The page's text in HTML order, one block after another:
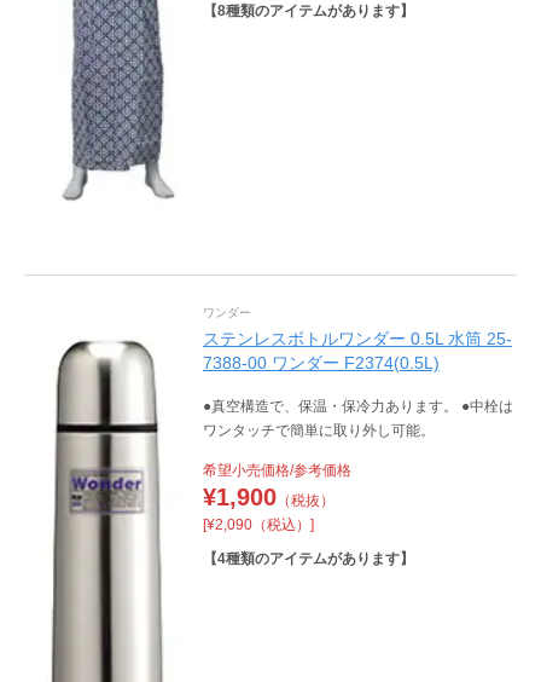
【8種類のアイテムがあります】
ワンダー
ステンレスボトルワンダー 0.5L 水筒 25-
7388-00 ワンダー F2374(0.5L)
●真空構造で、保温・保冷力あります。 ●中栓は
ワンタッチで簡単に取り外し可能。
希望小売価格/参考価格
¥1,900（税抜）
[¥2,090（税込）]
【4種類のアイテムがあります】